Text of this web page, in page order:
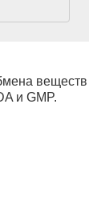
веществ
и GMP.